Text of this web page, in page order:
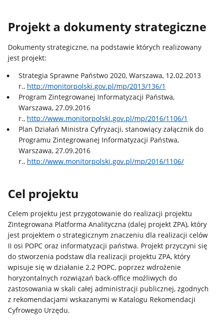
Projekt a dokumenty strategiczne
Dokumenty strategiczne, na podstawie których realizowany
jest projekt:
Strategia Sprawne Państwo 2020, Warszawa, 12.02.2013
r., http://monitorpolski.gov.pl/mp/2013/136/1
Program Zintegrowanej Informatyzacji Państwa,
Warszawa, 27.09.2016
r., http://www.monitorpolski.gov.pl/mp/2016/1106/1
Plan Działań Ministra Cyfryzacji, stanowiący załącznik do
Programu Zintegrowanej Informatyzacji Państwa,
Warszawa, 27.09.2016
r., http://www.monitorpolski.gov.pl/mp/2016/1106/
Cel projektu
Celem projektu jest przygotowanie do realizacji projektu
Zintegrowana Platforma Analityczna (dalej projekt ZPA), który
jest projektem o strategicznym znaczeniu dla realizacji celów
II osi POPC oraz informatyzacji państwa. Projekt przyczyni się
do stworzenia podstaw dla realizacji projektu ZPA, który
wpisuje się w działanie 2.2 POPC, poprzez wdrożenie
horyzontalnych rozwiązań back-office możliwych do
zastosowania w skali całej administracji publicznej, zgodnych
z rekomendacjami wskazanymi w Katalogu Rekomendacji
Cyfrowego Urzędu.